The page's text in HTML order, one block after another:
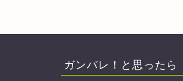
ガンバレ！と思ったら